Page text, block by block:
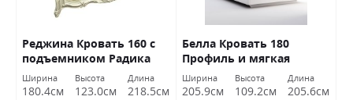
Реджина Кровать 160 с
подъемником Радика
беж Миромарк
Ширина
180.4см
Высота
123.0см
Длина
218.5см
Белла Кровать 180
Профиль и мягкая
спинка без каркаса
Белый глянец Миромарк
Ширина
205.9см
Высота
109.2см
Длина
205.6см